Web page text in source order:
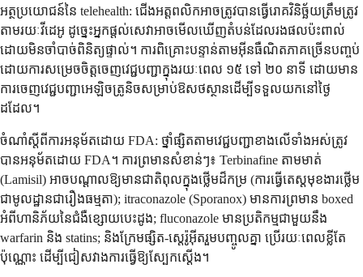
អត្ថប្រយោជន៍នៃ telehealth: ជើងអត្តពលិកអាចត្រូវបានធ្វើរោគវិនិច្ឆ័យត្រឹមត្រូវ
តាមរយៈវីដេអូ ដូច្នេះអ្នកផ្តល់សេវាអាចមើលឃើញតំបន់ដែលរងផលប៉ះពាល់
ដោយមិនចាំបាច់ពិនិត្យផ្ទាល់។ ការពិគ្រោះបន្ទាន់តាមអ៊ីនធឺណិតភាគច្រើនបញ្ចប់
ដោយការសម្រេចចិត្តចេញវេជ្ជបញ្ជាក្នុងរយៈពេល ១៥ ទៅ ២០ នាទី ដោយមាន
ការចេញវេជ្ជបញ្ជាអេឡិចត្រូនិចសម្រាប់ឱសថស្ថានដើម្បីទទួលយកនៅថ្ងៃ
ដដែល។
ចំណាំស្តីពីការអនុម័តដោយ FDA: ថ្នាំផ្សិតតាមវេជ្ជបញ្ជាខាងលើទាំងអស់ត្រូវ
បានអនុម័តដោយ FDA។ ការព្រមានសំខាន់ៗ៖ Terbinafine តាមមាត់
(Lamisil) អាចបណ្តាលឱ្យមានជាតិពុលក្នុងថ្លើមដ៏កម្រ (ការធ្វើតេស្តមុខងារថ្លើម
ជាមូលដ្ឋានជារឿងធម្មតា); itraconazole (Sporanox) មានការព្រមាន boxed
អំពីហានិភ័យនៃជំងឺខ្សោយបេះដូង; fluconazole មានប្រតិកម្មជាមួយនឹង
warfarin និង statins; និងក្រែមផ្សិត-ស្តេរ៉ូអ៊ីតរួមបញ្ចូលគ្នា ប្រើរយៈពេលខ្លីតែ
ប៉ុណ្ណោះ ដើម្បីជៀសវាងការធ្វើឱ្យស្បែកស្តើង។